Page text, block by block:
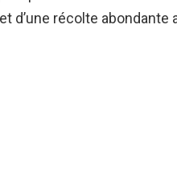
et d’une récolte